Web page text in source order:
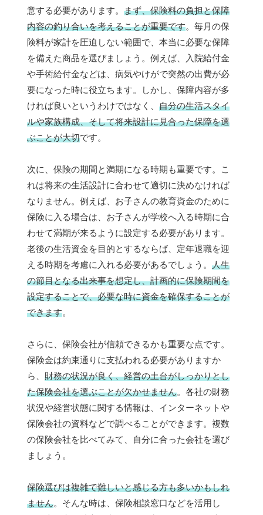
意する必要があります。 まず、保険料の負担と保障
内容の釣り合いを考えることが重要です。毎月の保
険料が家計を圧迫しない範囲で、本当に必要な保障
を備えた商品を選びましょう。例えば、入院給付金
や手術給付金などは、病気やけがで突然の出費が必
要になった時に役立ちます。しかし、保障内容が多
ければ良いというわけではなく、 自分の生活スタイ
ルや家族構成、そして将来設計に見合った保障を選
ぶことが大切です。
次に、保険の期間と満期になる時期も重要です。こ
れは将来の生活設計に合わせて適切に決めなければ
なりません。例えば、お子さんの教育資金のために
保険に入る場合は、お子さんが学校へ入る時期に合
わせて満期が来るように設定する必要があります。
老後の生活資金を目的とするならば、定年退職を迎
える時期を考慮に入れる必要があるでしょう。 人生
の節目となる出来事を想定し、計画的に保険期間を
設定することで、必要な時に資金を確保することが
できます。
さらに、保険会社が信頼できるかも重要な点です。
保険金は約束通りに支払われる必要がありますか
ら、 財務の状況が良く、経営の土台がしっかりとし
た保険会社を選ぶことが欠かせません。各社の財務
状況や経営状態に関する情報は、インターネットや
保険会社の資料などで調べることができます。複数
の保険会社を比べてみて、自分に合った会社を選び
ましょう。
保険選びは複雑で難しいと感じる方も多いかもしれ
ません。そんな時は、保険相談窓口などを活用し